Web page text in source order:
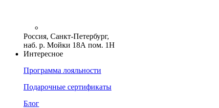
Россия, Санкт-Петербург,
наб. р. Мойки 18А пом. 1Н
Интересное
Программа лояльности
Подарочные сертификаты
Блог